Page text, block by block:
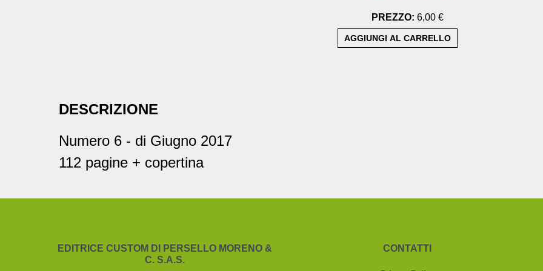
PREZZO: 6,00 €
DESCRIZIONE
Numero 6 - di Giugno 2017
112 pagine + copertina
EDITRICE CUSTOM DI PERSELLO MORENO &
C. S.A.S.
CONTATTI